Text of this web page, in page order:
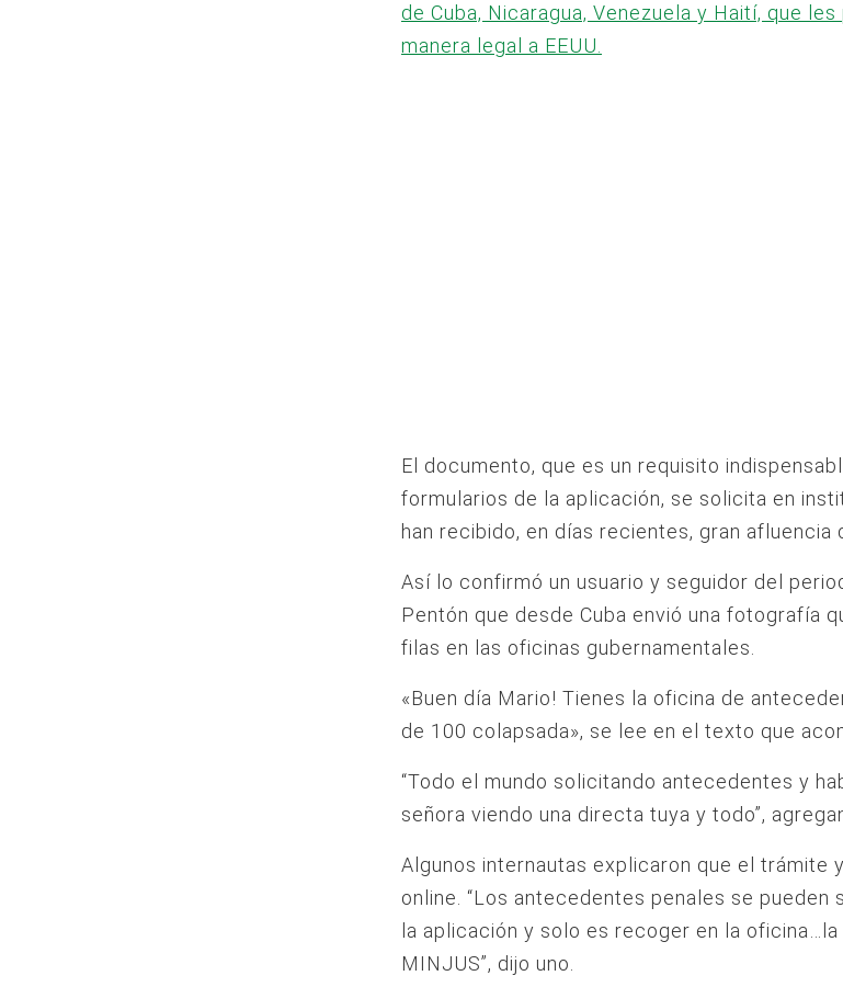
de Cuba, Nicaragua, Venezuela y Haití, que
manera legal a EEUU.
El documento, que es un requisito
formularios de la aplicación, se solicita en
han recibido, en días recientes, gran afluencia
Así lo confirmó un usuario y seguidor del
Pentón que desde Cuba envió una fotografía
filas en las oficinas gubernamentales.
«Buen día Mario! Tienes la oficina de
de 100 colapsada», se lee en el texto que
“Todo el mundo solicitando antecedentes y
señora viendo una directa tuya y todo”,
Algunos internautas explicaron que el trámite
online. “Los antecedentes penales se
la aplicación y solo es recoger en la
MINJUS”, dijo uno.